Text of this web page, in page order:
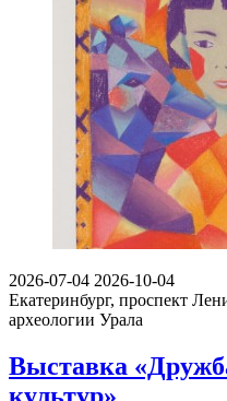
2026-07-04 2026-10-04
Екатеринбург, проспект
археологии Урала
Выставка